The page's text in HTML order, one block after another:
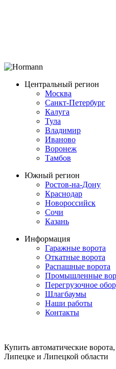
Центральный регион
Москва
Санкт-Петербург
Калуга
Тула
Владимир
Иваново
Воронеж
Тамбов
Южный регион
Ростов-на-Дону
Краснодар
Новороссийск
Сочи
Казань
Информация
Гаражные ворота
Откатные ворота
Распашные ворота
Промышленные
Перегрузочное
Шлагбаумы
Наши работы
Контакты
Купить автоматические
Липецке и Липецкой области